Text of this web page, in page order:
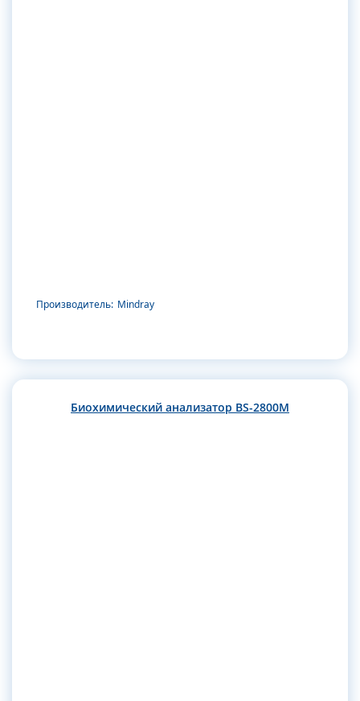
Производитель: Mindray
Биохимический анализатор BS-2800M